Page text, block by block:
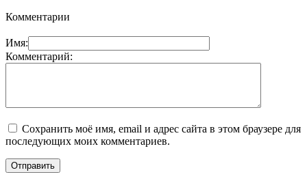
Комментарии
Имя:
Комментарий:
Сохранить моё имя, email и адрес сайта в этом браузере для
последующих моих комментариев.